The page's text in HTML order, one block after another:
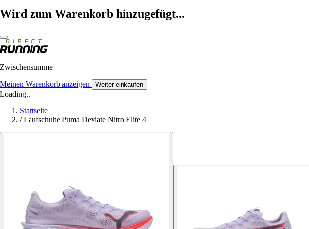
Wird zum Warenkorb hinzugefügt...
Zwischensumme
Meinen Warenkorb anzeigen Weiter einkaufen
Loading...
Startseite
/ Laufschuhe Puma Deviate Nitro Elite 4